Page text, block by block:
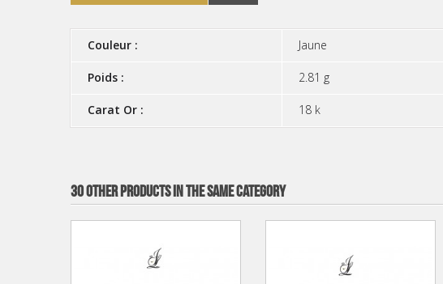
Couleur : Jaune
Poids : 2.81 g
Carat Or : 18 k
30 OTHER PRODUCTS IN THE SAME CATEGORY